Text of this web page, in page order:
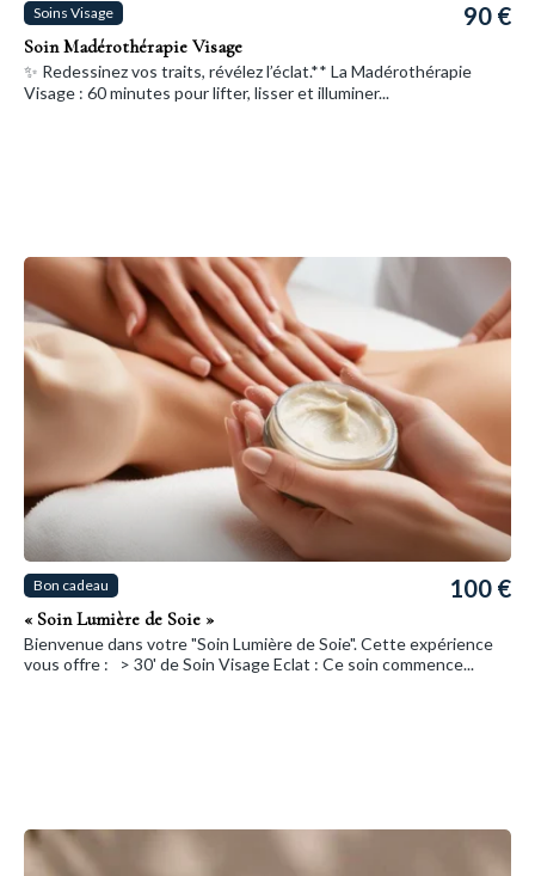
Soins Visage
Soin Madérothérapie Visage
90 €
✨ Redessinez vos traits, révélez l’éclat.** La Madérothérapie
Visage : 60 minutes pour lifter, lisser et illuminer...
Bon cadeau
« Soin Lumière de Soie »
100 €
Bienvenue dans votre "Soin Lumière de Soie". Cette expérience
vous offre : > 30' de Soin Visage Eclat : Ce soin commence...